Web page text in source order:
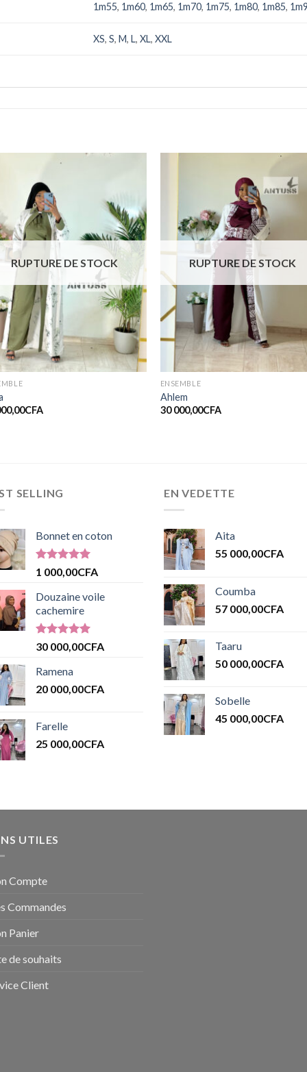
1m55, 1m60, 1m65, 1m70, 1m75, 1m80, 1m85,
XS,S,M,L,XL,XXL
Ajouter
à la liste
de
souhaits
RUPTURE DE STOCK
CFA
RUPTURE DE STOCK
ENSEMBLE
Ahlem
30 000,00CFA
SELLING
Bonnet en coton
Note5.00
1 000,00CFA
Douzaine voile
cachemire
Note5.00
30 000,00CFA
Ramena
20 000,00CFA
Farelle
25 000,00CFA
EN VEDETTE
Aita
55 000,00CFA
Coumba
57 000,00CFA
Taaru
50 000,00CFA
Sobelle
45 000,00CFA
UTILES
Compte
Commandes
Panier
de souhaits
Client